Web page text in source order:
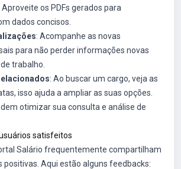
Aproveite os PDFs gerados para
dados concisos.
: Acompanhe as novas
para não perder informações novas
trabalho.
: Ao buscar um cargo, veja as
isso ajuda a ampliar as suas opções.
otimizar sua consulta e análise de
satisfeitos
Salário frequentemente compartilham
positivas. Aqui estão alguns feedbacks: